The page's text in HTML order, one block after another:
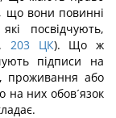
що вони повинні
посвідчують,
203 ЦК). Що ж
підписи на
проживання або
на них обов´язок